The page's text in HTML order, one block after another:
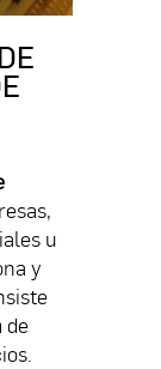
u
y
de